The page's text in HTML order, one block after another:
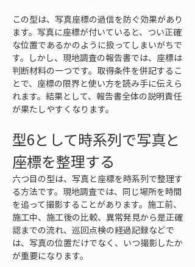
この型は、写真座標の過信を防ぐ効果があり
ます。写真に座標が付いていると、つい正確
な位置であるかのように扱ってしまいがちで
す。しかし、現地調査の報告書では、座標は
判断材料の一つです。取得条件を併記するこ
とで、座標の限界と使い方を読み手に伝えら
れます。結果として、報告書全体の説明責任
が果たしやすくなります。
型6として時系列で写真と
座標を整理する
六つ目の型は、写真と座標を時系列で整理す
る方法です。現地調査では、同じ場所を時間
を追って撮影することがあります。施工前、
施工中、施工後の比較、異常発見から是正確
認までの流れ、巡回点検の経過記録などで
は、写真の位置だけでなく、いつ撮影したか
が重要になります。